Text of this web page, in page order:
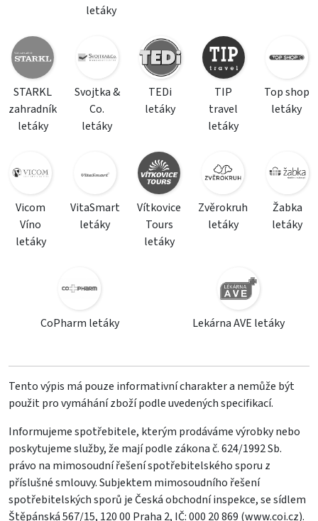
letáky
STARKL
zahradník
letáky
Svojtka &
Co.
letáky
TEDi
letáky
TIP
travel
letáky
Top shop
letáky
Vicom
Víno
letáky
VitaSmart
letáky
Vítkovice
Tours
letáky
Zvěrokruh
letáky
Žabka
letáky
CoPharm letáky Lekárna AVE letáky
Tento výpis má pouze informativní charakter a nemůže být
použit pro vymáhání zboží podle uvedených specifikací.
Informujeme spotřebitele, kterým prodáváme výrobky nebo
poskytujeme služby, že mají podle zákona č. 624/1992 Sb.
právo na mimosoudní řešení spotřebitelského sporu z
příslušné smlouvy. Subjektem mimosoudního řešení
spotřebitelských sporů je Česká obchodní inspekce, se sídlem
Štěpánská 567/15, 120 00 Praha 2, IČ: 000 20 869 (www.coi.cz).